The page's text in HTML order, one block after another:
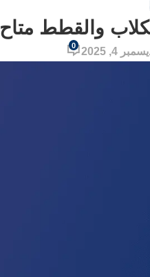
والقطط متاح 24/7
0